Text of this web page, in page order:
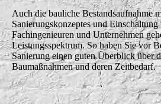
Auch die bauliche Bestandsaufnahme
Sanierungskonzeptes und
Fachingenieuren und Unternehmen
Leistungsspektrum. So haben Sie vor
Sanierung einen guten Überblick über
Baumaßnahmen und deren Zeitbedarf.